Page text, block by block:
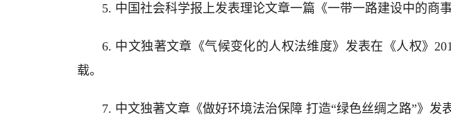
5. 中国社会科学报上发表理论文章一篇《一带一路建设中的商事
6. 中文独著文章《气候变化的人权法维度》发表在《人权》
载。
7. 中文独著文章《做好环境法治保障 打造“绿色丝绸之路”》发